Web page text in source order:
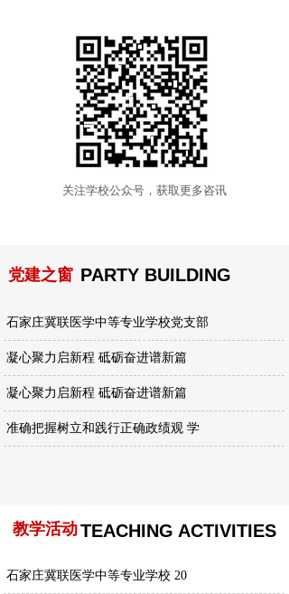
关注学校公众号，获取更多咨讯
PARTY BUILDING
石家庄冀联医学中等专业学校党支部
凝心聚力启新程 砥砺奋进谱新篇
凝心聚力启新程 砥砺奋进谱新篇
准确把握树立和践行正确政绩观 学
党建之窗
TEACHING ACTIVITIES
石家庄冀联医学中等专业学校 20
教学活动